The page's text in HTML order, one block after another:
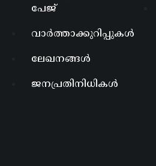
പേജ്
വാർത്താക്കുറിപ്പുകൾ
ലേഖനങ്ങൾ
ജനപ്രതിനിധികൾ